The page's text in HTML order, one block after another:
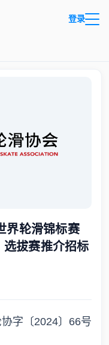
登录
界轮滑锦标赛
选拔赛推介招标
字〔2024〕66号